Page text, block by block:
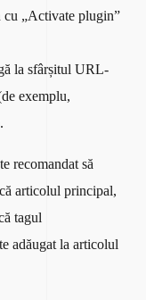
cu „Activate plugin”
la sfârșitul URL-
exemplu,
recomandat să
articolul principal,
tagul
adăugat la articolul